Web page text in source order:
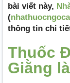
bài viết này,
(
thông tin chi
Thuốc
Giằng